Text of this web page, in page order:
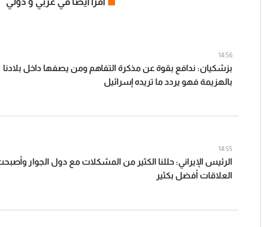
14:56
بزشكيان: ندافع بقوة عن مذكرة التفاهم ومن يصفها داخل بلادنا
بالهزيمة فهو يردد ما تريده إسرائيل
14:55
الرئيس الإيراني: حللنا الكثير من المشكلات مع دول الجوار
العلاقات أفضل بكثير